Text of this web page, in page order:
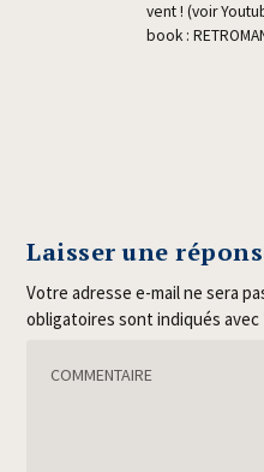
vent ! (voir
book :
Laisser une
Votre adresse e-mail ne sera
obligatoires sont indiqués avec